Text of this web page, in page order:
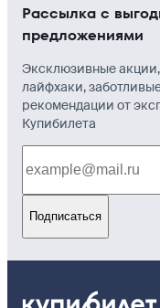
Рассылка с
предложениями
Эксклюзивные
лайфхаки,
рекомендации от
Купибилета
Подписаться